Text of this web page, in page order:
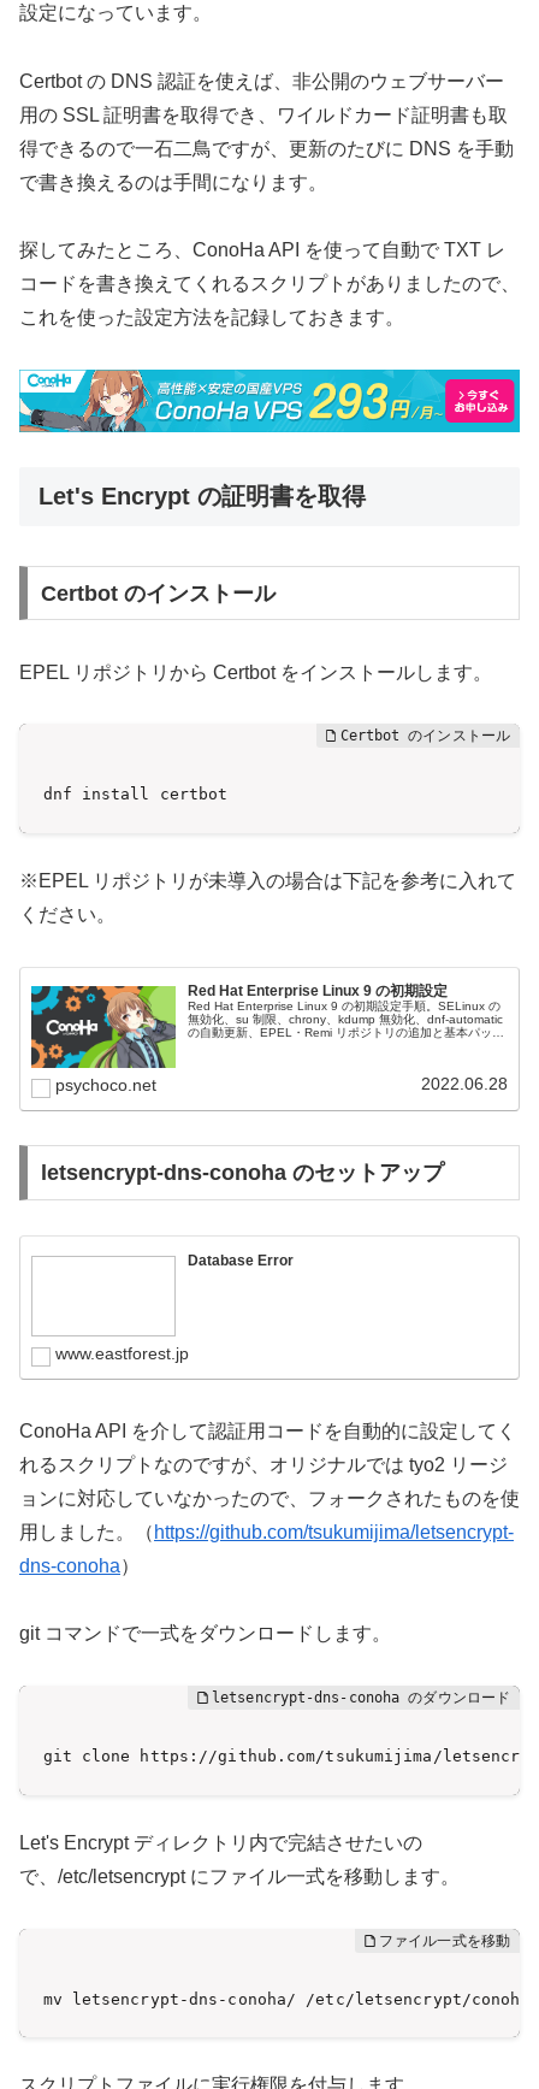
設定になっています。
Certbot の DNS 認証を使えば、非公開のウェブサーバー
用の SSL 証明書を取得でき、ワイルドカード証明書も取
得できるので一石二鳥ですが、更新のたびに DNS を手動
で書き換えるのは手間になります。
探してみたところ、ConoHa API を使って自動で TXT レ
コードを書き換えてくれるスクリプトがありましたので、
これを使った設定方法を記録しておきます。
Let's Encrypt の証明書を取得
Certbot のインストール
EPEL リポジトリから Certbot をインストールします。
dnf install certbot
※EPEL リポジトリが未導入の場合は下記を参考に入れて
ください。
Red Hat Enterprise Linux 9 の初期設定
Red Hat Enterprise Linux 9 の初期設定手順。SELinux の
無効化、su 制限、chrony、kdump 無効化、dnf-automatic
の自動更新、EPEL・Remi リポジトリの追加と基本パッケ
psychoco.net 2022.06.28
letsencrypt-dns-conoha のセットアップ
Database Error
www.eastforest.jp
ConoHa API を介して認証用コードを自動的に設定してく
れるスクリプトなのですが、オリジナルでは tyo2 リージ
ョンに対応していなかったので、フォークされたものを使
用しました。（ https://github.com/tsukumijima/letsencrypt-
dns-conoha）
git コマンドで一式をダウンロードします。
git clone https://github.com/tsukumijima/
Let's Encrypt ディレクトリ内で完結させたいの
で、/etc/letsencrypt にファイル一式を移動します。
mv letsencrypt-dns-conoha/ /etc/letsencrypt/conoha